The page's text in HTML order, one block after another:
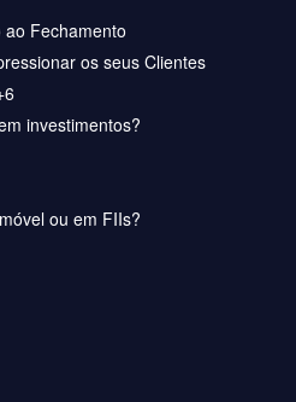
Fechamento
os seus Clientes
investimentos?
ou em FIIs?